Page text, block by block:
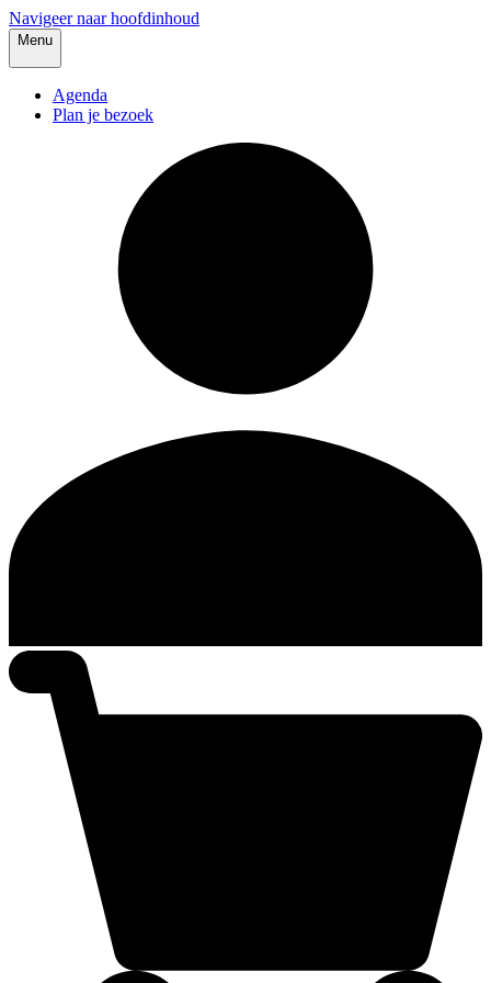
Navigeer naar hoofdinhoud
Menu
Agenda
Plan je bezoek